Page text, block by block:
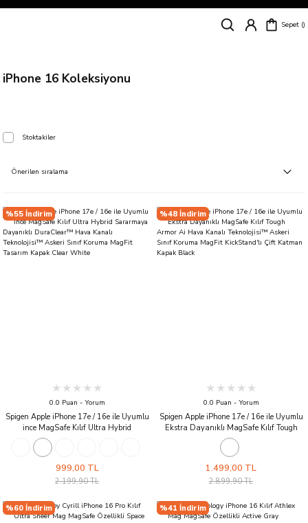
Siparişleriniz
Hemen Tıkla Alışverişe Başla!
Sepet
iPhone 16 Koleksiyonu
Stoktakiler
%55 İndirim
0.0 Puan - Yorum
Spigen Apple iPhone 17e / 16e ile Uyumlu
ince MagSafe Kılıf Ultra Hybrid
Sararmaya Dayanıklı DuraClear™ Hava
Kanalı Teknolojisi™ Askeri Sınıf Koruma
999,00 TL
2.199,90 TL
%48 İndirim
0.0 Puan - Yorum
Spigen Apple iPhone 17e / 16e ile Uyumlu
Ekstra Dayanıklı MagSafe Kılıf Tough
Armor Ai Hava Kanalı Teknolojisi™ Askeri
Sınıf Koruma MagFit KickStand'lı Çift
1.499,00 TL
2.899,90 TL
%60 İndirim %41 İndirim